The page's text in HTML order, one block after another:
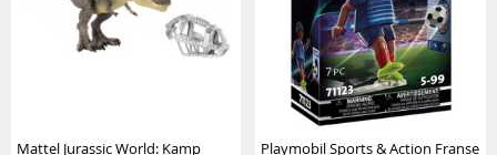
Mattel Jurassic World: Kamp
Playmobil Sports & Action Franse